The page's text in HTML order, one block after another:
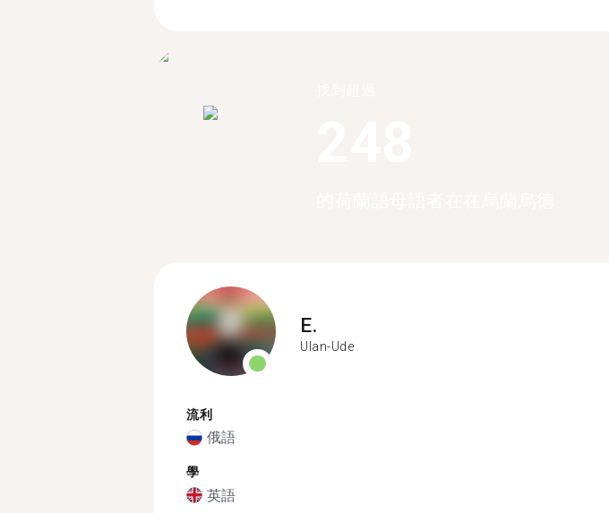
E.
Ulan-Ude
流利
俄語
學
英語